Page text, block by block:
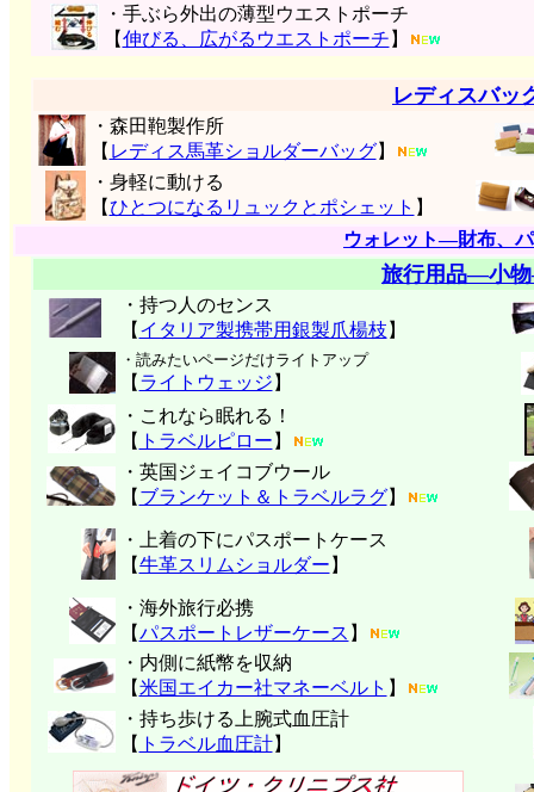
・手ぶら外出の薄型ウエストポーチ
【伸びる、広がるウエストポーチ 】
レディスバッ
・森田鞄製作所
【 レディス馬革ショルダーバッグ】
・身軽に動ける
【ひとつになるリュックとポシェット 】
ウォレット―財布、
旅行用品―小
・持つ人のセンス
【 イタリア製携帯用銀製爪楊枝 】
・読みたいページだけライトアップ
【 ライトウェッジ 】
・これなら眠れる！
【 トラベルピロー 】
・英国ジェイコブウール
【 ブランケット＆トラベルラグ】
・上着の下にパスポートケース
【牛革スリムショルダー 】
・海外旅行必携
【パスポートレザーケース 】
・内側に紙幣を収納
【米国エイカー社マネーベルト 】
・持ち歩ける上腕式血圧計
【 トラベル血圧計】